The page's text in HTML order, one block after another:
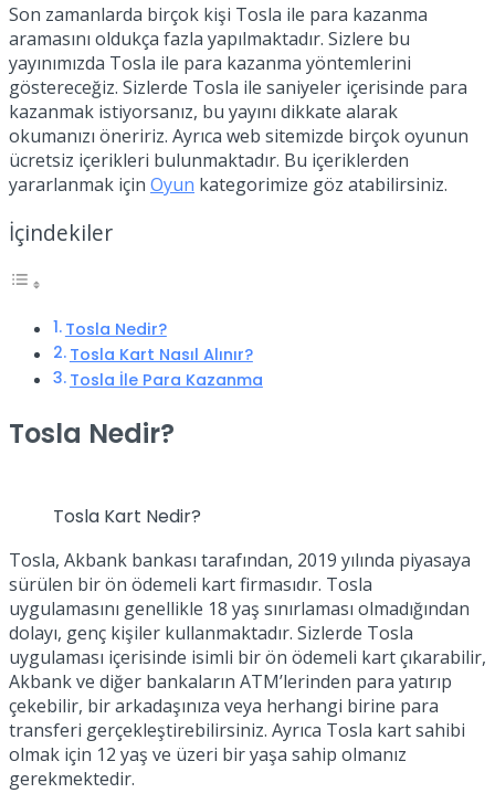
Son zamanlarda birçok kişi Tosla ile para kazanma
aramasını oldukça fazla yapılmaktadır. Sizlere bu
yayınımızda Tosla ile para kazanma yöntemlerini
göstereceğiz. Sizlerde Tosla ile saniyeler içerisinde para
kazanmak istiyorsanız, bu yayını dikkate alarak
okumanızı öneririz. Ayrıca web sitemizde birçok oyunun
ücretsiz içerikleri bulunmaktadır. Bu içeriklerden
yararlanmak için Oyun kategorimize göz atabilirsiniz.
İçindekiler
Tosla Nedir?
Tosla Kart Nasıl Alınır?
Tosla İle Para Kazanma
Tosla Nedir?
Tosla Kart Nedir?
Tosla, Akbank bankası tarafından, 2019 yılında piyasaya
sürülen bir ön ödemeli kart firmasıdır. Tosla
uygulamasını genellikle 18 yaş sınırlaması olmadığından
dolayı, genç kişiler kullanmaktadır. Sizlerde Tosla
uygulaması içerisinde isimli bir ön ödemeli kart çıkarabilir,
Akbank ve diğer bankaların ATM’lerinden para yatırıp
çekebilir, bir arkadaşınıza veya herhangi birine para
transferi gerçekleştirebilirsiniz. Ayrıca Tosla kart sahibi
olmak için 12 yaş ve üzeri bir yaşa sahip olmanız
gerekmektedir.